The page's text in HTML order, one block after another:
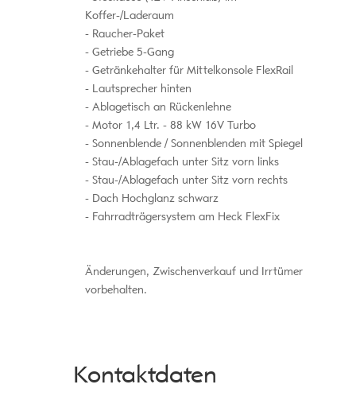
Koffer-/Laderaum
Raucher-Paket
Getriebe 5-Gang
Getränkehalter für Mittelkonsole FlexRail
Lautsprecher hinten
Ablagetisch an Rückenlehne
Motor 1,4 Ltr. - 88 kW 16V Turbo
Sonnenblende / Sonnenblenden mit Spiegel
Stau-/Ablagefach unter Sitz vorn links
Stau-/Ablagefach unter Sitz vorn rechts
Dach Hochglanz schwarz
Fahrradträgersystem am Heck FlexFix
Änderungen, Zwischenverkauf und Irrtümer
vorbehalten.
Kontaktdaten